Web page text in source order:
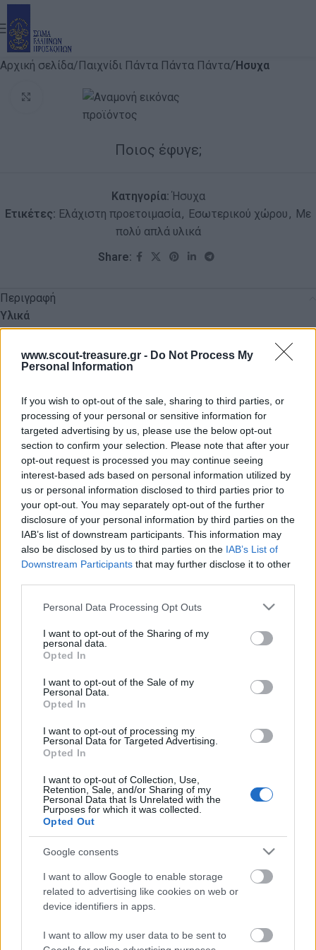
www.scout-treasure.gr - Do Not Process My
Personal Information
If you wish to opt-out of the sale, sharing to third parties, or
processing of your personal or sensitive information for
targeted advertising by us, please use the below opt-out
section to confirm your selection. Please note that after your
opt-out request is processed you may continue seeing
interest-based ads based on personal information utilized by
us or personal information disclosed to third parties prior to
your opt-out. You may separately opt-out of the further
disclosure of your personal information by third parties on the
IAB’s list of downstream participants. This information may
also be disclosed by us to third parties on the IAB’s List of
Downstream Participants that may further disclose it to other
Please note that this website/app uses one or more Google
not limited to your visit or usage behaviour. You may click to
grant or deny consent to Google and its third-party tags to
use your data for below specified purposes in below Google
consent section.
Personal Data Processing Opt Outs
I want to opt-out of the Sharing of my
personal data.
Opted In
I want to opt-out of the Sale of my
Personal Data.
Opted In
I want to opt-out of processing my
Personal Data for Targeted Advertising.
Opted In
I want to opt-out of Collection, Use,
Retention, Sale, and/or Sharing of my
Personal Data that Is Unrelated with the
Purposes for which it was collected.
Opted Out
Google consents
I want to allow Google to enable storage
related to advertising like cookies on web or
device identifiers in apps.
I want to allow my user data to be sent to
Αρχική σελίδα Παιχνίδι Πάντα Πάντα Πάντα Ήσυχα
Click to enlarge
Ποιος έφυγε;
Κατηγορία: Ήσυχα
Ετικέτες: Ελάχιστη προετοιμασία, Εσωτερικού χώρου , Με
πολύ απλά υλικά
Share:
Περιγραφή
Υλικά
Η Αγέλη δημιουργεί έναν κύκλο και όλοι αρχίζουν να γυρίζουν
σύνθημα του Ακέλα όλα τα Λυκόπουλα κλείνουν τα μάτια με
τα καπέλα, τα μαντήλια ή με τα χέρια τους. Ο Ακέλα
ακουμπάει κάποιον στον ώμο, ο οποίος πρέπει να φύγει
γρήγορα και αθόρυβα από τον κύκλο. Μόλις το παιδί αυτό
φύγει, τότε ο Ακέλα επιτρέπει στα Λυκόπουλα να ανοίξουν
τα μάτια τους. Όλοι προσπαθούν να βρουν ποιος λείπει. Ο
πρώτος που θα το βρεί είναι ο νικητής.
Αξιολογήσεις (0)
ΠΙΣΩ ΣΕ Παιχνίδι Πάντα Πάντα Πάντα
Σχετικά προϊόντα
Ζωηρά Σκυταλοδρομικά